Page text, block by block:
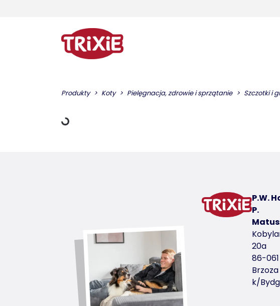
Produkty Koty Pielęgnacja, zdrowie i sprzątanie Szczotki i
Dane ładowania
P.W.
P.
20a
86-061
Brzoza
k/